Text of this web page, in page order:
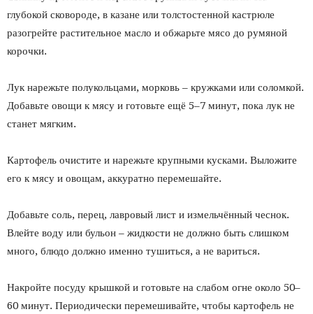
глубокой сковороде, в казане или толстостенной кастрюле
разогрейте растительное масло и обжарьте мясо до румяной
корочки.
Лук нарежьте полукольцами, морковь – кружками или соломкой.
Добавьте овощи к мясу и готовьте ещё 5–7 минут, пока лук не
станет мягким.
Картофель очистите и нарежьте крупными кусками. Выложите
его к мясу и овощам, аккуратно перемешайте.
Добавьте соль, перец, лавровый лист и измельчённый чеснок.
Влейте воду или бульон – жидкости не должно быть слишком
много, блюдо должно именно тушиться, а не вариться.
Накройте посуду крышкой и готовьте на слабом огне около 50–
60 минут. Периодически перемешивайте, чтобы картофель не